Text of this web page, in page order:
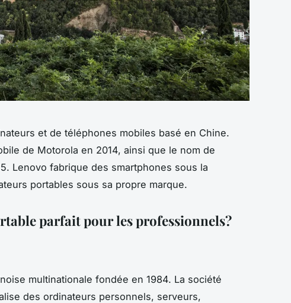
et de téléphones mobiles basé en Chine.
de Motorola en 2014, ainsi que le nom de
Lenovo fabrique des smartphones sous la
portables sous sa propre marque.
parfait pour les professionnels?
multinationale fondée en 1984. La société
des ordinateurs personnels, serveurs,